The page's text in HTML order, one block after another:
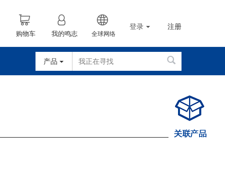
购物车 我的鸣志 全球网络
登录 注册
产品